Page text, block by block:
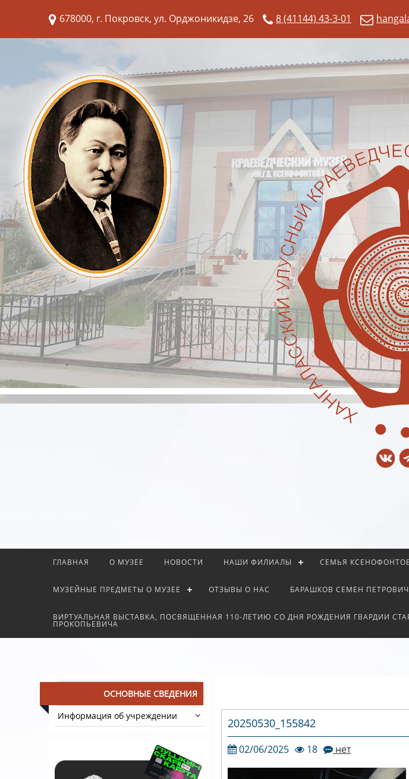
678000, г. Покровск, ул. Орджоникидзе, 26 8 (41144) 43-3-01
ГЛАВНАЯ О МУЗЕЕ НОВОСТИ НАШИ ФИЛИАЛЫ СЕМЬЯ
МУЗЕЙНЫЕ ПРЕДМЕТЫ О МУЗЕЕ ОТЗЫВЫ О НАС БАРАШКОВ СЕМЕН ПЕТРОВИЧ
ВИРТУАЛЬНАЯ ВЫСТАВКА, ПОСВЯЩЕННАЯ 110-ЛЕТИЮ СО ДНЯ РОЖДЕНИЯ ГВАРДИИ
ПРОКОПЬЕВИЧА
ОСНОВНЫЕ СВЕДЕНИЯ
Информация об учреждении
20250530_155842
02/06/2025 18 нет